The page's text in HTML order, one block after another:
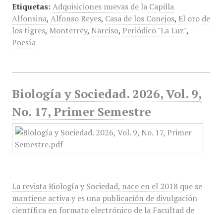
Etiquetas: Adquisiciones nuevas de la Capilla
Alfonsina, Alfonso Reyes, Casa de los Conejos, El oro de
los tigres, Monterrey, Narciso, Periódico "La Luz",
Poesía
Biología y Sociedad. 2026, Vol. 9,
No. 17, Primer Semestre
La revista Biología y Sociedad, nace en el 2018 que se
mantiene activa y es una publicación de divulgación
científica en formato electrónico de la Facultad de